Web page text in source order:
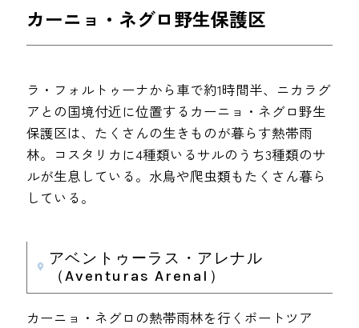
カーニョ・ネグロ野生保護区
ラ・フォルトゥーナから車で約1時間半、ニカラグ
アとの国境付近に位置するカーニョ・ネグロ野生
保護区は、たくさんの生きものが暮らす熱帯雨
林。コスタリカに4種類いるサルのうち3種類のサ
ルが生息している。水鳥や爬虫類もたくさん暮ら
している。
アベントゥーラス・アレナル
（Aventuras Arenal）
カーニョ・ネグロの熱帯雨林を行くボートツア